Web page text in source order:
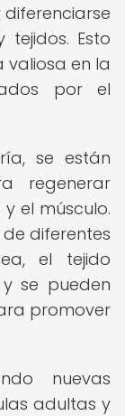
Esto
valiosa en la
por el
se están
regenerar
el músculo.
diferentes
el tejido
se pueden
promover
nuevas
adultas y